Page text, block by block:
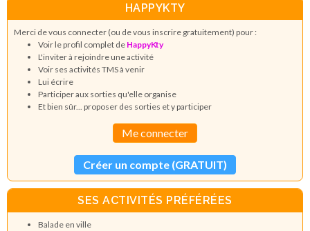
HAPPYKTY
Merci de vous connecter (ou de vous inscrire gratuitement) pour :
Voir le profil complet de HappyKty
L'inviter à rejoindre une activité
Voir ses activités TMS à venir
Lui écrire
Participer aux sorties qu'elle organise
Et bien sûr... proposer des sorties et y participer
Me connecter
Créer un compte (GRATUIT)
SES ACTIVITÉS PRÉFÉRÉES
Balade en ville